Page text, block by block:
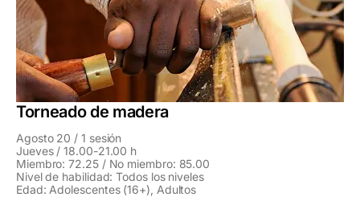
Torneado de madera
Agosto 20 / 1 sesión
Jueves / 18.00-21.00 h
Miembro: 72.25 / No miembro: 85.00
Nivel de habilidad: Todos los niveles
Edad: Adolescentes (16+), Adultos